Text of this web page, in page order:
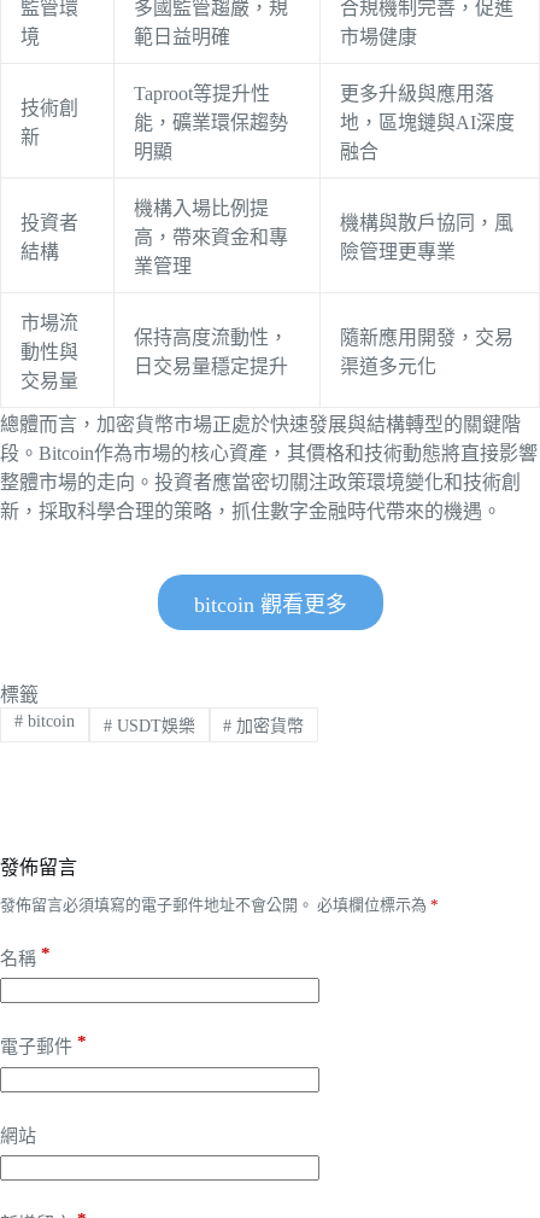
監管環
境
多國監管趨嚴，規
範日益明確
合規機制完善，促進
市場健康
技術創
新
Taproot等提升性
能，礦業環保趨勢
明顯
更多升級與應用落
地，區塊鏈與AI深度
融合
投資者
結構
機構入場比例提
高，帶來資金和專
業管理
機構與散戶協同，風
險管理更專業
市場流
動性與
交易量
保持高度流動性，
日交易量穩定提升
隨新應用開發，交易
渠道多元化
總體而言，加密貨幣市場正處於快速發展與結構轉型的關鍵階
段。Bitcoin作為市場的核心資產，其價格和技術動態將直接影響
整體市場的走向。投資者應當密切關注政策環境變化和技術創
新，採取科學合理的策略，抓住數字金融時代帶來的機遇。
bitcoin 觀看更多
標籤
#bitcoin #USDT娛樂 # 加密貨幣
發佈留言
發佈留言必須填寫的電子郵件地址不會公開。 必填欄位標示為 *
名稱 *
電子郵件 *
網站